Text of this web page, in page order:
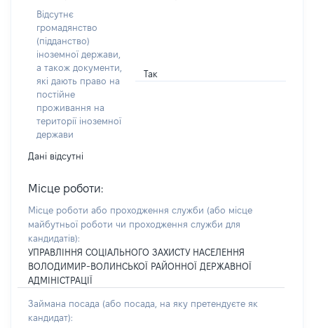
Відсутнє
громадянство
(підданство)
іноземної держави,
а також документи,
які дають право на
постійне
проживання на
території іноземної
держави
Так
Дані відсутні
Місце роботи:
Місце роботи або проходження служби (або місце
майбутньої роботи чи проходження служби для
кандидатів):
УПРАВЛІННЯ СОЦІАЛЬНОГО ЗАХИСТУ НАСЕЛЕННЯ
ВОЛОДИМИР-ВОЛИНСЬКОЇ РАЙОННОЇ ДЕРЖАВНОЇ
АДМІНІСТРАЦІЇ
Займана посада (або посада, на яку претендуєте як
кандидат):